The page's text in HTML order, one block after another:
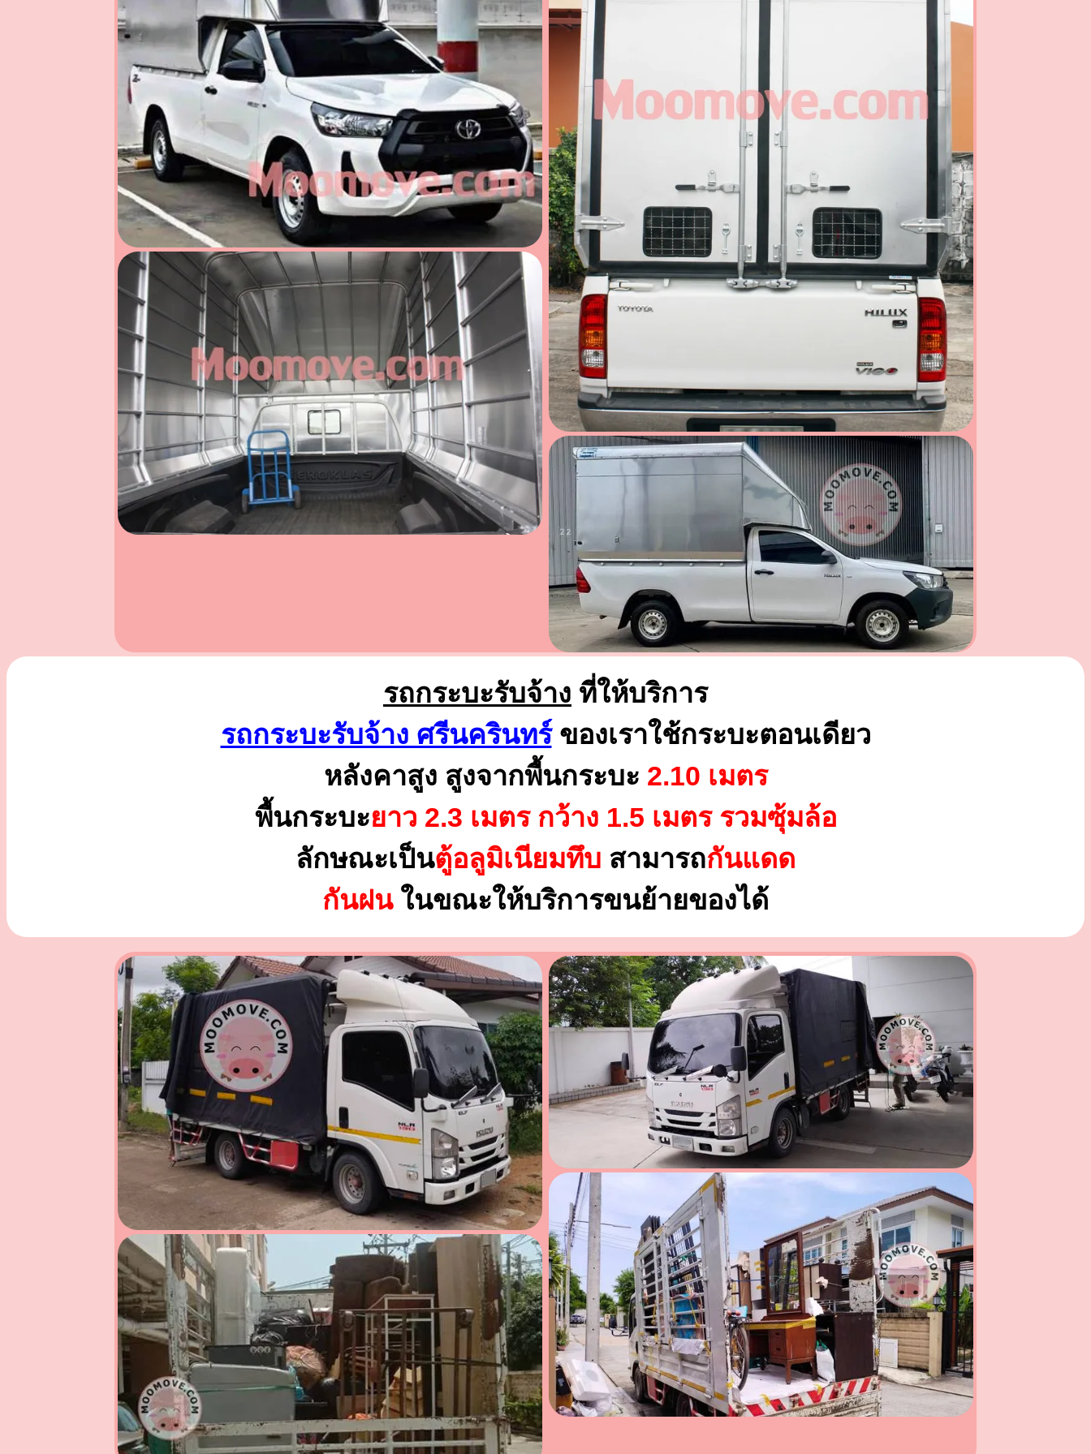
รถกระบะรับจ้าง ที่ให้บริการ
รถกระบะรับจ้าง ศรีนครินทร์ของเราใช้กระบะตอนเดียว
หลังคาสูง สูงจากพื้นกระบะ 2.10 เมตร
พื้นกระบะยาว 2.3 เมตร กว้าง 1.5 เมตร รวมซุ้มล้อ
ลักษณะเป็นตู้อลูมิเนียมทึบ สามารถกันแดด
กันฝนในขณะให้บริการขนย้ายของได้